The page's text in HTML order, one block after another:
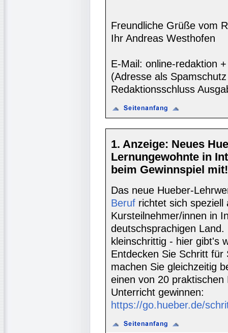
Freundliche Grüße vom
Ihr Andreas Westhofen
E-Mail: online-redaktion
(Adresse als
Redaktionsschluss
1. Anzeige: Neues
Lernungewohnte in
beim Gewinnspiel mit!
Das neue Hueber-
Beruf richtet sich speziell
Kursteilnehmer/innen in
deutschsprachigen
kleinschrittig - hier gibt's
Entdecken Sie Schritt für
machen Sie gleichzeitig
einen von 20
Unterricht gewinnen:
https://go.hueber.de/